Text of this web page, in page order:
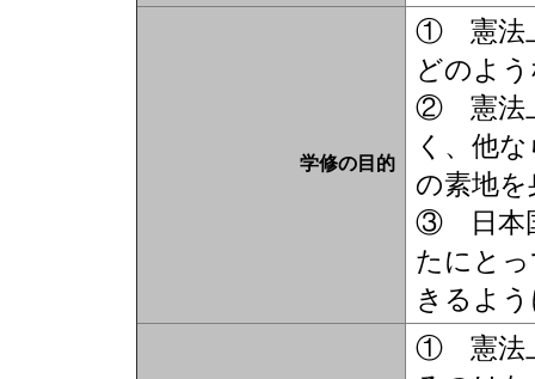
学修の目的
① 憲法
どのよ
② 憲法
く、他
の素地
③ 日本
たにと
きるよ
① 憲法